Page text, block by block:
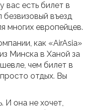
вас есть билет в
въезд
многих европейцев.
как «AirAsia»
Минска в Ханой за
чем билет в
отдых. Вы
И она не хочет,